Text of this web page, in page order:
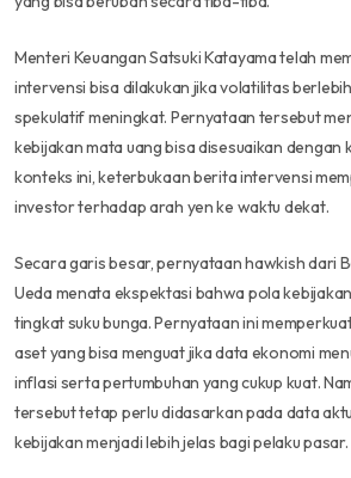
Menteri Keuangan Satsuki Katayama telah
intervensi bisa dilakukan jika volatilitas
spekulatif meningkat. Pernyataan tersebut
kebijakan mata uang bisa disesuaikan dengan
konteks ini, keterbukaan berita intervensi
investor terhadap arah yen ke waktu dekat.
Secara garis besar, pernyataan hawkish dari
Ueda menata ekspektasi bahwa pola
tingkat suku bunga. Pernyataan ini
aset yang bisa menguat jika data ekonomi
inflasi serta pertumbuhan yang cukup kuat.
tersebut tetap perlu didasarkan pada data
kebijakan menjadi lebih jelas bagi pelaku pasar.